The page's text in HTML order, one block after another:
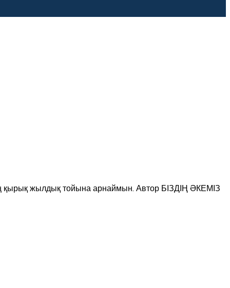
жылдық тойына арнаймын. Автор БІЗДІҢ ӘКЕМІЗ